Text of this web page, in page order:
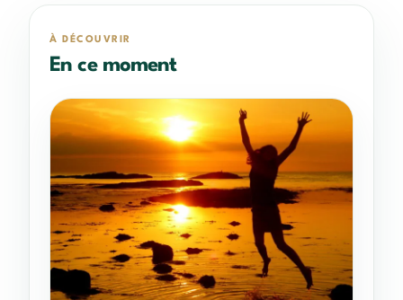
À DÉCOUVRIR
En ce moment